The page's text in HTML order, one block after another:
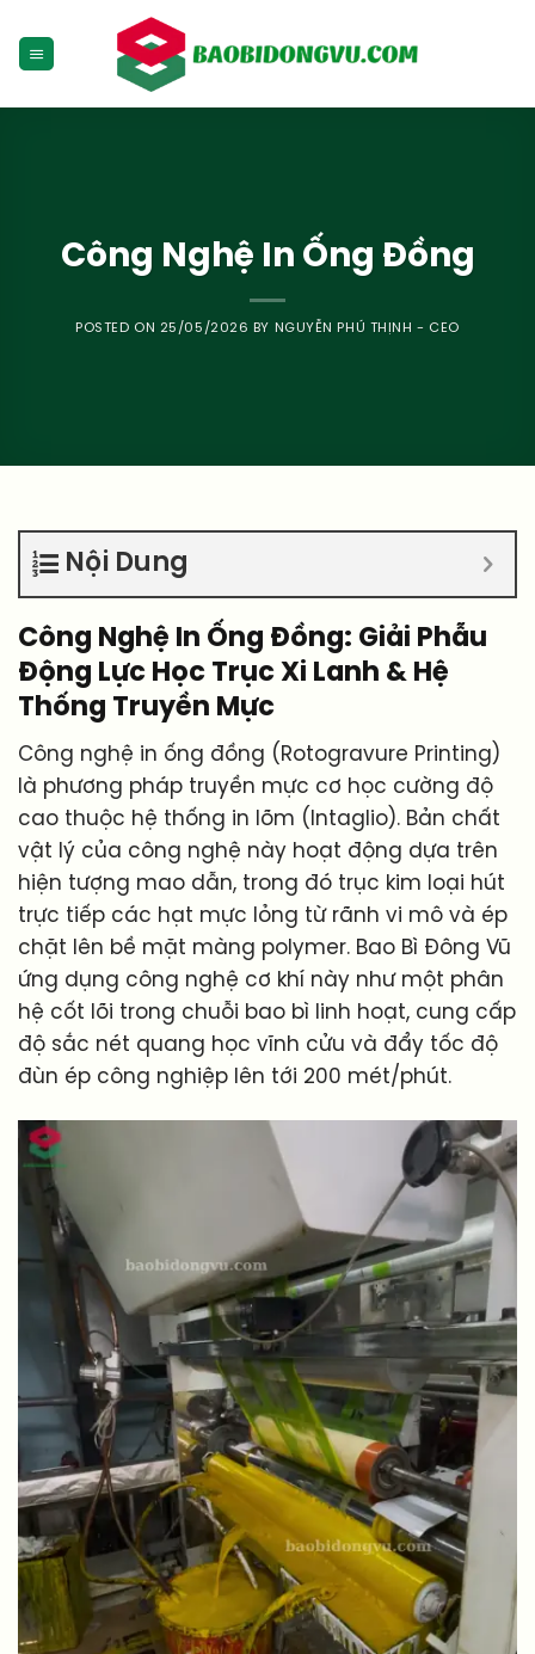
to
content
Công Nghệ In Ống Đồng
POSTED ON 25/05/2026 BY NGUYỄN PHÚ THỊNH - CEO
Nội Dung
Công Nghệ In Ống Đồng: Giải Phẫu
Động Lực Học Trục Xi Lanh & Hệ
Thống Truyền Mực
Công nghệ in ống đồng (Rotogravure Printing)
là phương pháp truyền mực cơ học cường độ
cao thuộc hệ thống in lõm (Intaglio). Bản chất
vật lý của công nghệ này hoạt động dựa trên
hiện tượng mao dẫn, trong đó trục kim loại hút
trực tiếp các hạt mực lỏng từ rãnh vi mô và ép
chặt lên bề mặt màng polymer. Bao Bì Đông Vũ
ứng dụng công nghệ cơ khí này như một phân
hệ cốt lõi trong chuỗi bao bì linh hoạt, cung cấp
độ sắc nét quang học vĩnh cửu và đẩy tốc độ
đùn ép công nghiệp lên tới 200 mét/phút.